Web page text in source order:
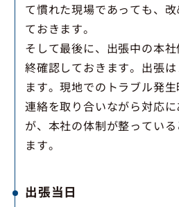
て慣れた現場であっても、
ておきます。
そして最後に、出張中の本
終確認しておきます。出張
ます。現地でのトラブル発
連絡を取り合いながら対応
が、本社の体制が整ってい
ます。
出張当日